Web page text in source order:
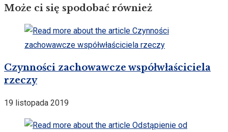
Może ci się spodobać również
Czynności zachowawcze współwłaściciela
rzeczy
19 listopada 2019